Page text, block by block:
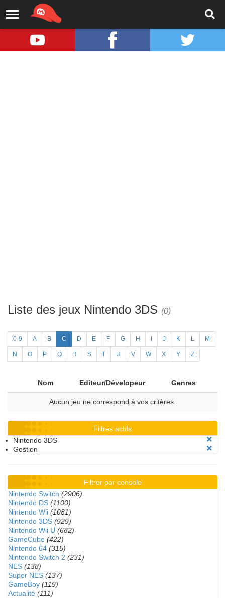
Liste des jeux Nintendo 3DS (0)
0-9 A B C D E F G H J K L M
N O P Q R S T U V W X Y Z
Nom Editeur/Dévelopeur Genres
Aucun jeu ne correspond à vos critères.
Filtres actifs
Nintendo 3DS
Gestion
Filtrer par console
Nintendo Switch (2906)
Nintendo DS (1100)
Nintendo Wii (1081)
Nintendo 3DS (929)
Nintendo Wii U (682)
GameCube (422)
Nintendo 64 (315)
Nintendo Switch 2 (231)
NES (138)
Super NES (137)
GameBoy (119)
Actualité (111)